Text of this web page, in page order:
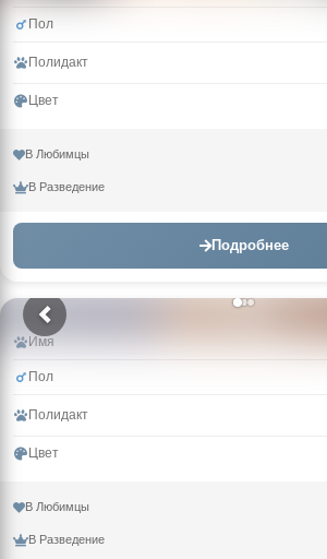
Пол
Полидакт
Цвет
В Любимцы
В Разведение
Подробнее
Имя
Пол
Полидакт
Цвет
В Любимцы
В Разведение